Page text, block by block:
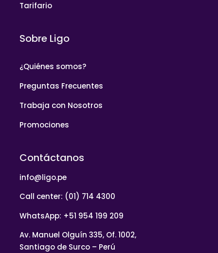
Tarifario
Sobre Ligo
¿Quiénes somos?
Preguntas Frecuentes
Trabaja con Nosotros
Promociones
Contáctanos
info@ligo.pe
Call center: (01) 714 4300
WhatsApp: +51 954 199 209
Av. Manuel Olguín 335, Of. 1002,
Santiago de Surco – Perú